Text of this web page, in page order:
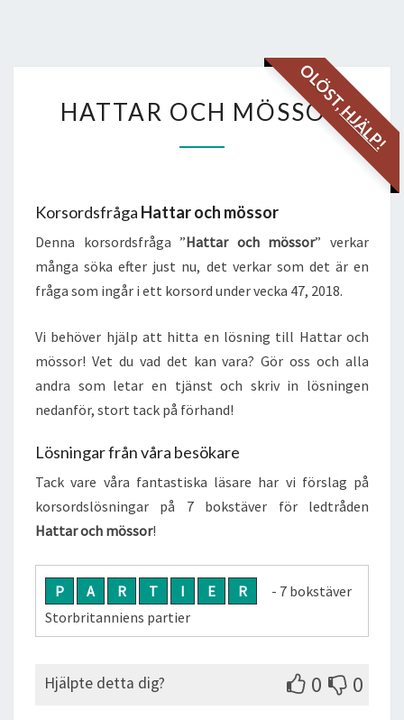
OLÖST,
HJÄLP!
OCH
HATTAR OCH MÖSSOR
Korsordsfråga Hattar och mössor
Denna korsordsfråga ”Hattar och mössor” verkar
många söka efter just nu, det verkar som det är en
fråga som ingår i ett korsord under vecka 47, 2018.
Vi behöver hjälp att hitta en lösning till Hattar och
mössor! Vet du vad det kan vara? Gör oss och alla
andra som letar en tjänst och skriv in lösningen
nedanför, stort tack på förhand!
Lösningar från våra besökare
Tack vare våra fantastiska läsare har vi förslag på
korsordslösningar på 7 bokstäver för ledtråden
Hattar och mössor!
P A R T I E R
- 7 bokstäver
Storbritanniens partier
Hjälpte detta dig? 0 0